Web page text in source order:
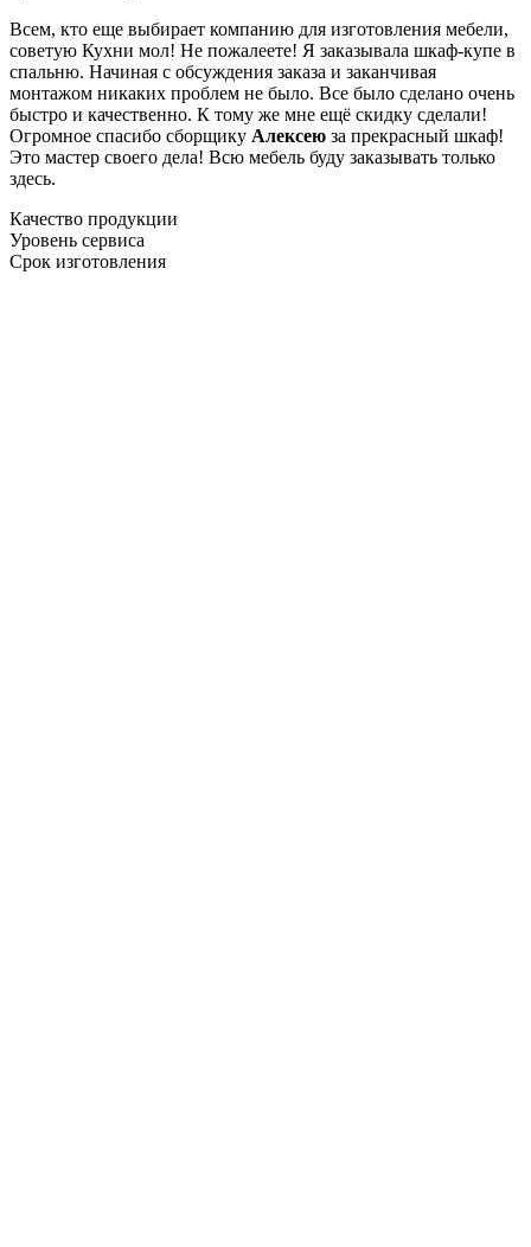
Всем, кто еще выбирает компанию для изготовления мебели,
советую Кухни мол! Не пожалеете! Я заказывала шкаф-купе в
спальню. Начиная с обсуждения заказа и заканчивая
монтажом никаких проблем не было. Все было сделано очень
быстро и качественно. К тому же мне ещё скидку сделали!
Огромное спасибо сборщику Алексею за прекрасный шкаф!
Это мастер своего дела! Всю мебель буду заказывать только
здесь.
Качество продукции
Уровень сервиса
Срок изготовления